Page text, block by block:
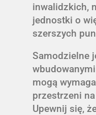
inwalidzkich,
jednostki o
szerszych
Samodzielne
mogą
przestrzeni
Upewnij się,